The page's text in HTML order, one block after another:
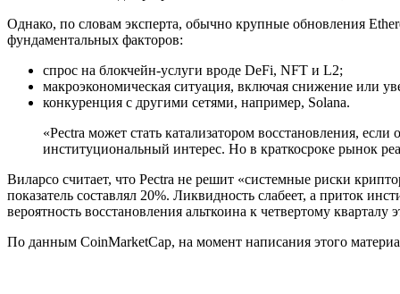
Однако, по словам эксперта, обычно крупные обновления
фундаментальных факторов:
спрос на блокчейн-услуги вроде DeFi, NFT и L2;
макроэкономическая ситуация, включая снижение или
конкуренция с другими сетями, например, Solana.
«Pectra может стать катализатором восстановления,
институциональный интерес. Но в краткосроке рынок
Виларсо считает, что Pectra не решит «системные риски
показатель составлял 20%. Ликвидность слабеет, а приток
вероятность восстановления альткоина к четвертому кварталу
По данным CoinMarketCap, на момент написания этого